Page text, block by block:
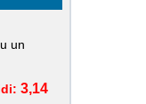
un
3,14